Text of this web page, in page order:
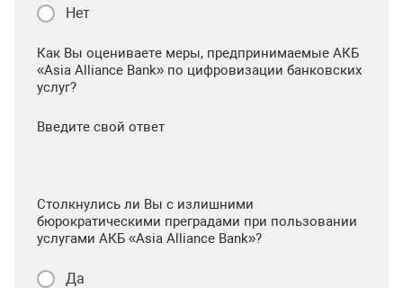
Нет
Как Вы оцениваете меры, предпринимаемые АКБ
«Asia Alliance Bank» по цифровизации банковских
услуг?
Введите свой ответ
Столкнулись ли Вы с излишними
бюрократическими преградами при пользовании
услугами АКБ «Asia Alliance Bank»?
Да